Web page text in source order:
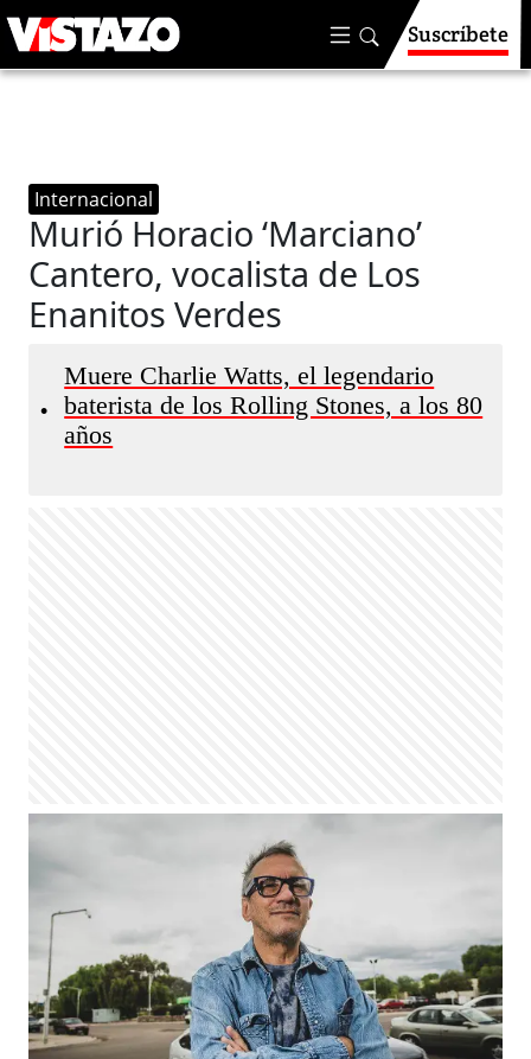
Suscríbete
Internacional
Murió Horacio ‘Marciano’
Cantero, vocalista de Los
Enanitos Verdes
•
Muere Charlie Watts, el legendario
baterista de los Rolling Stones, a los 80
años